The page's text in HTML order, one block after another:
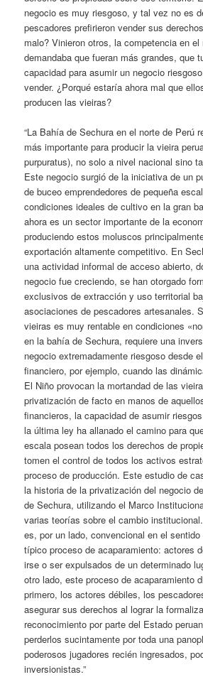
negocio es muy riesgoso, y tal vez no es
pescadores prefirieron vender sus
malo? Vinieron otros, la competencia en
demandaba que fueran más grandes, que
capacidad para asumir un negocio
vender. ¿Porqué estaría ahora mal que
producen las vieiras?
“La Bahía de Sechura en el norte de Perú
más importante para producir la vieira
purpuratus), no solo a nivel nacional sino
Este negocio surgió de la iniciativa de un
de buceo emprendedores de pequeña
condiciones ideales de cultivo en la gran
ahora es un sector importante de la
produciendo estos moluscos
exportación altamente competitivo. En
una actividad informal de acceso abierto,
negocio fue creciendo, se han otorgado
exclusivos de extracción y uso territorial
asociaciones de pescadores artesanales.
vieiras es muy rentable en condiciones
en la bahía de Sechura, requiere una
negocio extremadamente riesgoso desde
financiero, por ejemplo, cuando las
El Niño provocan la mortandad de las
privatización de facto en manos de
financieros, la capacidad de asumir
la última ley ha allanado el camino para
escala posean todos los derechos de
tomen el control de todos los activos
proceso de producción. Este estudio de
la historia de la privatización del negocio
de Sechura, utilizando el Marco
varias teorías sobre el cambio
es, por un lado, convencional en el
típico proceso de acaparamiento: actores
irse o ser expulsados ​​de un determinado
otro lado, este proceso de acaparamiento
primero, los actores débiles, los
asegurar sus derechos al lograr la
reconocimiento por parte del Estado
perderlos sucintamente por toda una
poderosos jugadores recién ingresados,
inversionistas.”